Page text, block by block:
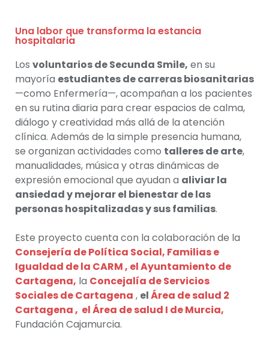
Una labor que transforma la estancia
hospitalaria
Los voluntarios de Secunda Smile, en su
mayoría estudiantes de carreras biosanitarias
—como Enfermería—, acompañan a los pacientes
en su rutina diaria para crear espacios de calma,
diálogo y creatividad más allá de la atención
clínica. Además de la simple presencia humana,
se organizan actividades como talleres de arte,
manualidades, música y otras dinámicas de
expresión emocional que ayudan a aliviar la
ansiedad y mejorar el bienestar de las
personas hospitalizadas y sus familias.
Este proyecto cuenta con la colaboración de la
Consejería de Política Social, Familias e
Igualdad de la CARM , elAyuntamiento de
Cartagena, la Concejalía de Servicios
Sociales de Cartagena , elÁrea de salud 2
Cartagena , el Área de salud I de Murcia,
Fundación Cajamurcia.